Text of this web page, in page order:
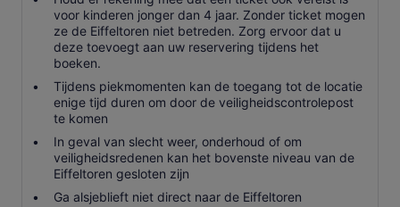
voor kinderen jonger dan 4 jaar. Zonder ticket mogen
ze de Eiffeltoren niet betreden. Zorg ervoor dat u
deze toevoegt aan uw reservering tijdens het
boeken.
Tijdens piekmomenten kan de toegang tot de locatie
enige tijd duren om door de veiligheidscontrolepost
te komen
In geval van slecht weer, onderhoud of om
veiligheidsredenen kan het bovenste niveau van de
Eiffeltoren gesloten zijn
Ga alsjeblieft niet direct naar de Eiffeltoren